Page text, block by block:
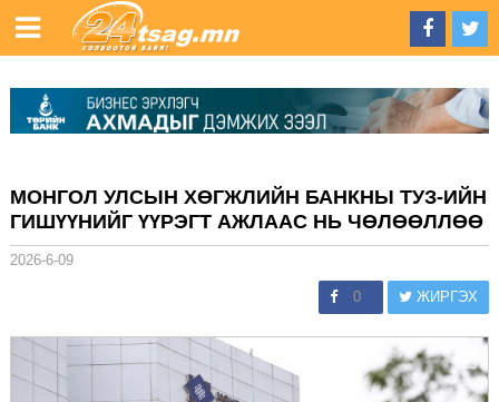
МОНГОЛ УЛСЫН ХӨГЖЛИЙН БАНКНЫ ТУЗ-ИЙН
ГИШҮҮНИЙГ ҮҮРЭГТ АЖЛААС НЬ ЧӨЛӨӨЛЛӨӨ
2026-6-09
0 ЖИРГЭХ